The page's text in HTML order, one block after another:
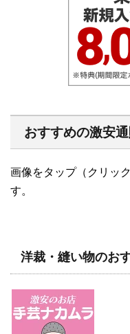
おすすめの激安
画像をタップ（クリッ
す。
洋裁・縫い物のお